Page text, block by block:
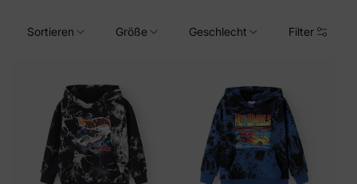
Sortieren Größe Geschlecht Filter